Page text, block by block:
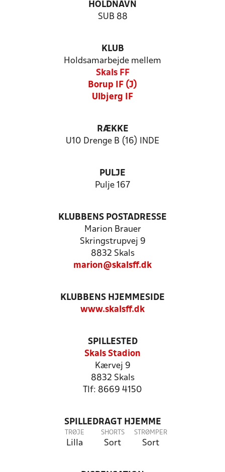
HOLDNAVN
SUB 88
KLUB
Holdsamarbejde mellem
Skals FF
Borup IF (J)
Ulbjerg IF
RÆKKE
U10 Drenge B (16) INDE
PULJE
Pulje 167
KLUBBENS POSTADRESSE
Marion Brauer
Skringstrupvej 9
8832 Skals
marion@skalsff.dk
KLUBBENS HJEMMESIDE
www.skalsff.dk
SPILLESTED
Skals Stadion
Kærvej 9
8832 Skals
Tlf: 8669 4150
SPILLEDRAGT HJEMME
TRØJE
Lilla
SHORTS
Sort
STRØMPER
Sort